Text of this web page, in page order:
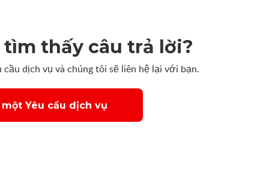
thấy câu trả lời?
dịch vụ và chúng tôi sẽ liên hệ lại với bạn.
một Yêu cầu dịch vụ